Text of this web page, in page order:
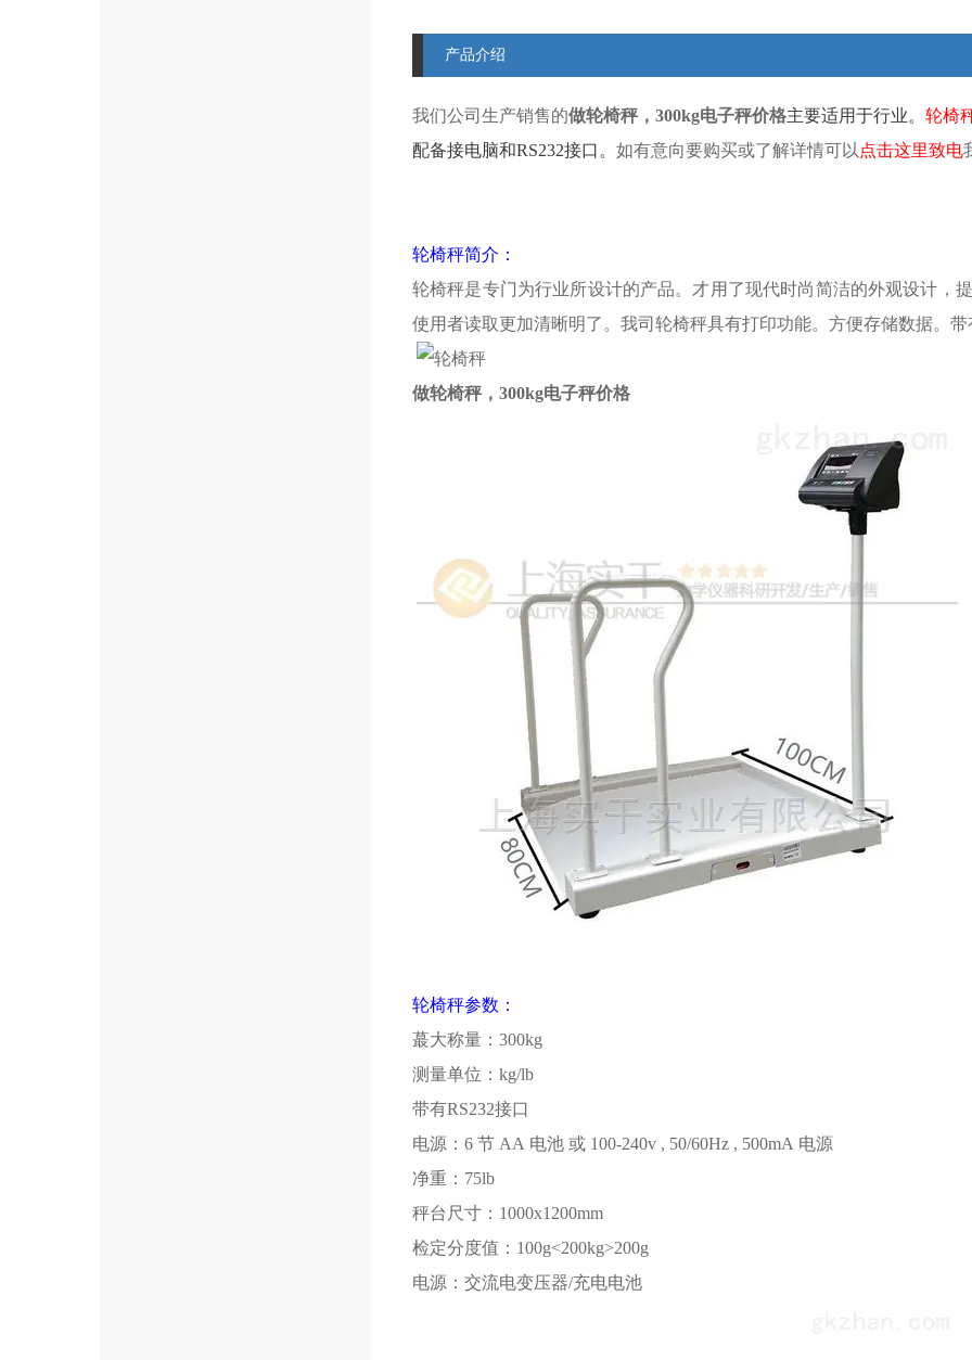
产品介绍
我们公司生产销售的做轮椅秤，300kg电子秤价格主要适用于行业。 轮椅
配备接电脑和RS232接口。 如有意向要购买或了解详情可以 点击这里致电
轮椅秤简介：
轮椅秤是专门为行业所设计的产品。才用了现代时尚简洁的外观设计，
使用者读取更加清晰明了。我司轮椅秤具有打印功能。方便存储数据。
做轮椅秤，300kg电子秤价格
轮椅秤参数：
蕞大称量： 300kg
测量单位： kg/lb
带有RS232接口
电源： 6 节 AA 电池 或 100-240v , 50/60Hz , 500mA 电源
净重： 75lb
秤台尺寸： 1000x1200mm
检定分度值： 100g<200kg>200g
电源：交流电变压器/充电电池